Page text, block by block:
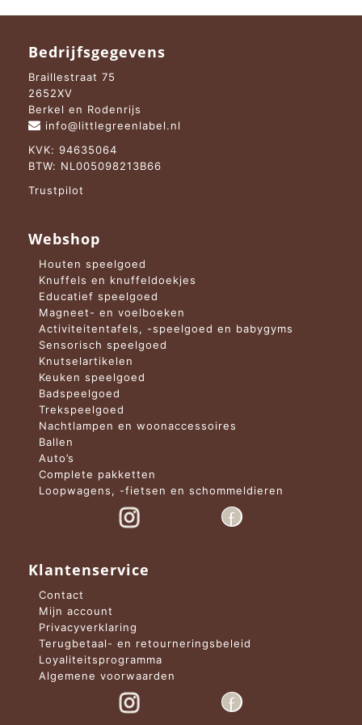
Bedrijfsgegevens
Braillestraat 75
2652XV
Berkel en Rodenrijs
info@littlegreenlabel.nl
KVK: 94635064
BTW: NL005098213B66
Trustpilot
Webshop
Houten speelgoed
Knuffels en knuffeldoekjes
Educatief speelgoed
Magneet- en voelboeken
Activiteitentafels, -speelgoed en babygyms
Sensorisch speelgoed
Knutselartikelen
Keuken speelgoed
Badspeelgoed
Trekspeelgoed
Nachtlampen en woonaccessoires
Ballen
Auto’s
Complete pakketten
Loopwagens, -fietsen en schommeldieren
Klantenservice
Contact
Mijn account
Privacyverklaring
Terugbetaal- en retourneringsbeleid
Loyaliteitsprogramma
Algemene voorwaarden